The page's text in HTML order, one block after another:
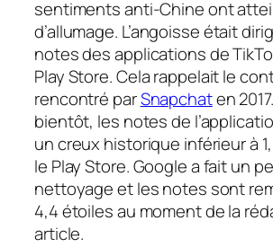
sentiments anti-Chine ont
d’allumage. L’angoisse était
notes des applications de
Play Store. Cela rappelait le
rencontré parSnapchaten
bientôt, les notes de
un creux historique inférieur à
le Play Store. Google a fait un
nettoyage et les notes sont
4,4 étoiles au moment de la
article.